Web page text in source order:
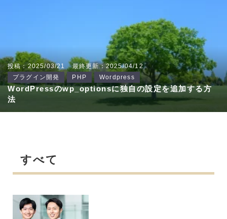
投稿：2025/03/21
最終更新：2025/04/12
プラグイン開発
PHP Wordpress
WordPressのwp_optionsに独自の設定を追加する方
法
すべて